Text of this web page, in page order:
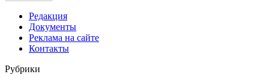
Редакция
Документы
Реклама на сайте
Контакты
Рубрики